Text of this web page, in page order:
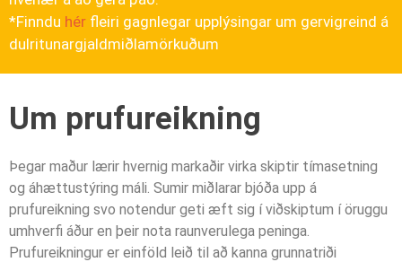
*Finndu hér fleiri gagnlegar upplýsingar um gervigreind á
dulritunargjaldmiðlamörkuðum
Um prufureikning
Þegar maður lærir hvernig markaðir virka skiptir tímasetning
og áhættustýring máli. Sumir miðlarar bjóða upp á
prufureikning svo notendur geti æft sig í viðskiptum í öruggu
umhverfi áður en þeir nota raunverulega peninga.
Prufureikningur er einföld leið til að kanna grunnatriði